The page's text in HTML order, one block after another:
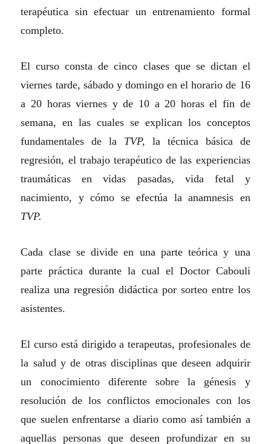
terapéutica sin efectuar un entrenamiento formal
completo.
El curso consta de cinco clases que se dictan el
viernes tarde, sábado y domingo en el horario de 16
a 20 horas viernes y de 10 a 20 horas el fin de
semana, en las cuales se explican los conceptos
fundamentales de la TVP,
la técnica básica de
regresión, el trabajo terapéutico de las experiencias
traumáticas en vidas pasadas, vida fetal y
nacimiento, y cómo se efectúa la anamnesis en
TVP.
Cada clase se divide en una parte teórica y una
parte práctica durante la cual el Doctor Cabouli
realiza una regresión didáctica por sorteo entre los
asistentes.
El curso está dirigido a terapeutas, profesionales de
la salud y de otras disciplinas que deseen adquirir
un conocimiento diferente sobre la génesis y
resolución de los conflictos emocionales con los
que suelen enfrentarse a diario como así también a
aquellas personas que deseen profundizar en su